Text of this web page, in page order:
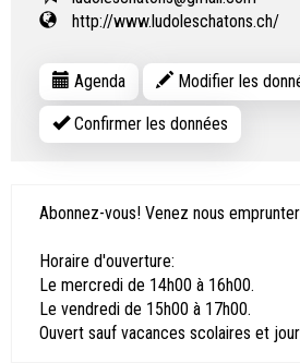
http://www.ludoleschatons.ch/
Agenda Modifier les
Confirmer les données
Abonnez-vous! Venez nous
Horaire d'ouverture:
Le mercredi de 14h00 à 16h00.
Le vendredi de 15h00 à 17h00.
Ouvert sauf vacances scolaires et